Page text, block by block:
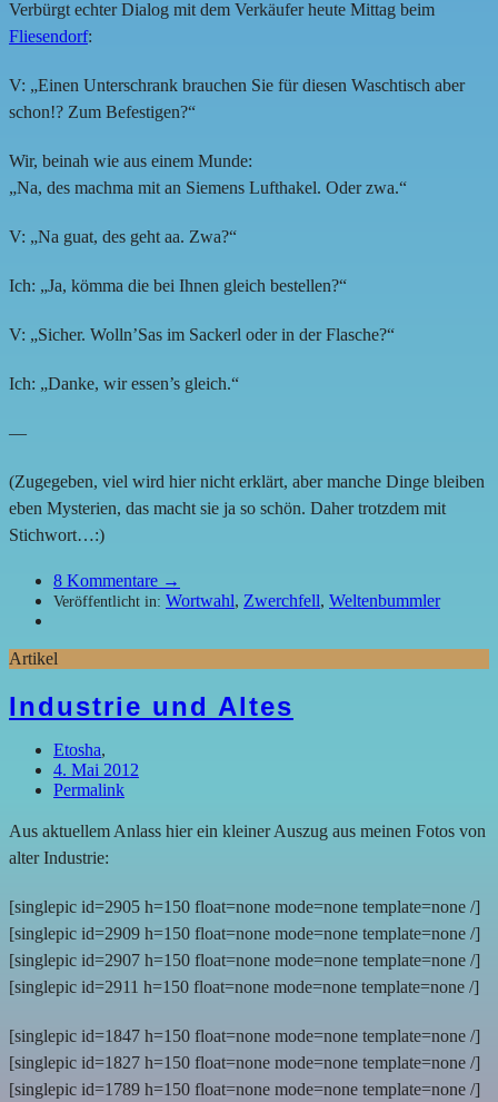
Verbürgt echter Dialog mit dem Verkäufer heute Mittag beim
Fliesendorf:
V: „Einen Unterschrank brauchen Sie für diesen Waschtisch aber
schon!? Zum Befestigen?“
Wir, beinah wie aus einem Munde:
„Na, des machma mit an Siemens Lufthakel. Oder zwa.“
V: „Na guat, des geht aa. Zwa?“
Ich: „Ja, kömma die bei Ihnen gleich bestellen?“
V: „Sicher. Wolln’Sas im Sackerl oder in der Flasche?“
Ich: „Danke, wir essen’s gleich.“
—
(Zugegeben, viel wird hier nicht erklärt, aber manche Dinge bleiben
eben Mysterien, das macht sie ja so schön. Daher trotzdem mit
Stichwort…:)
8 Kommentare →
Veröffentlicht in: Wortwahl, Zwerchfell, Weltenbummler
Artikel
Industrie und Altes
Etosha,
4. Mai 2012
Permalink
Aus aktuellem Anlass hier ein kleiner Auszug aus meinen Fotos von
alter Industrie:
[singlepic id=2905 h=150 float=none mode=none template=none /]
[singlepic id=2909 h=150 float=none mode=none template=none /]
[singlepic id=2907 h=150 float=none mode=none template=none /]
[singlepic id=2911 h=150 float=none mode=none template=none /]
[singlepic id=1847 h=150 float=none mode=none template=none /]
[singlepic id=1827 h=150 float=none mode=none template=none /]
[singlepic id=1789 h=150 float=none mode=none template=none /]